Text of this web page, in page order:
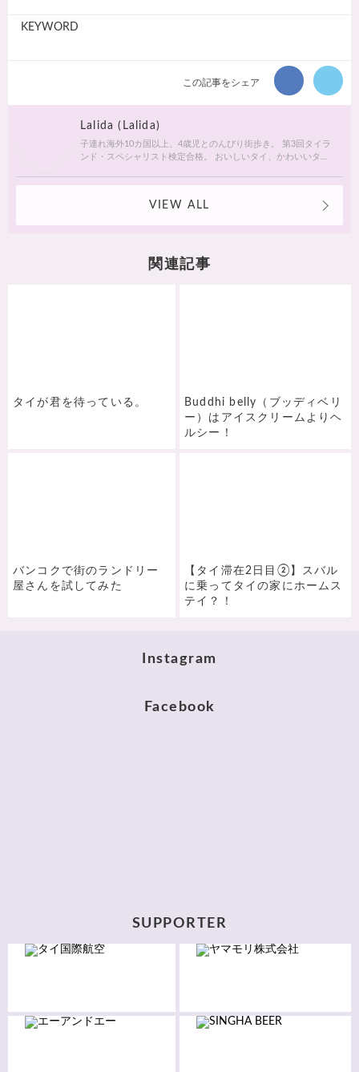
KEYWORD
この記事をシェア
Lalida (Lalida)
子連れ海外10カ国以上、4歳児とのんびり街歩き。 第3回タイラ
ンド・スペシャリスト検定合格。 おいしいタイ、かわいいタ
VIEW ALL
関連記事
タイが君を待っている。
Buddhi belly（ブッディベリ
ー）はアイスクリームよりヘ
ルシー！
バンコクで街のランドリー
屋さんを試してみた
【タイ滞在2日目②】スバル
に乗ってタイの家にホームス
テイ？！
Instagram
Facebook
SUPPORTER